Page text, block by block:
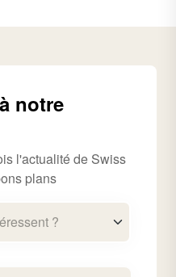
notre
l'actualité de Swiss
plans
?